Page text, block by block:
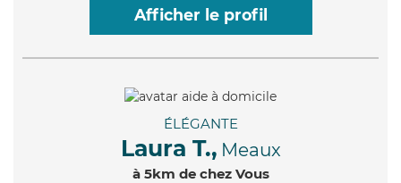
Afficher le profil
ÉLÉGANTE
Laura T., Meaux
à 5km de chez Vous